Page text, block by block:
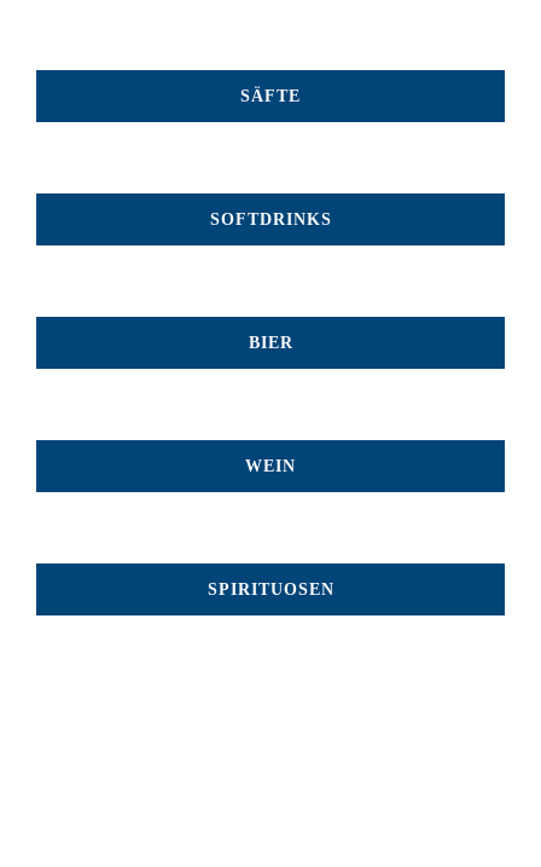
SÄFTE
SOFTDRINKS
BIER
WEIN
SPIRITUOSEN